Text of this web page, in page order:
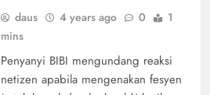
daus 4 years ago 0
1
mins
Penyanyi BIBI mengundang reaksi
netizen apabila mengenakan fesyen